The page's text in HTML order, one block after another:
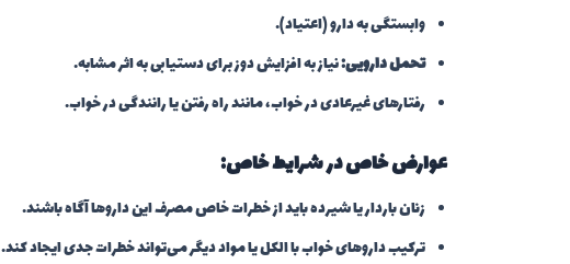
وابستگی به دارو (اعتیاد).
تحمل دارویی:نیاز به افزایش دوز برای دستیابی به اثر مشابه.
رفتارهای غیرعادی در خواب، مانند راه رفتن یا رانندگی در خواب.
عوارض خاص در شرایط خاص:
زنان باردار یا شیرده باید از خطرات خاص مصرف این داروها آگاه باشند.
ترکیب داروهای خواب با الکل یا مواد دیگر می‌تواند خطرات جدی ایجاد کند.